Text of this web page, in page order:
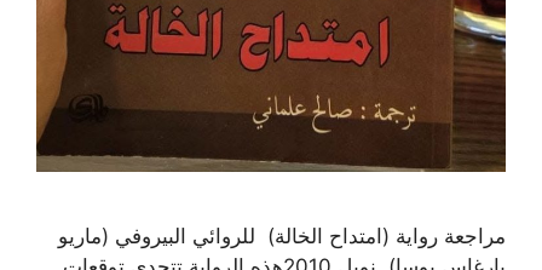
مراجعة رواية (امتداح الخالة) للروائي البيروفي (ماريو